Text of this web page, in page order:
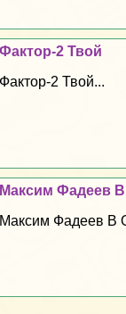
Фактор-2 Твой
Фактор-2 Твой...
Максим Фадеев
Максим Фадеев В